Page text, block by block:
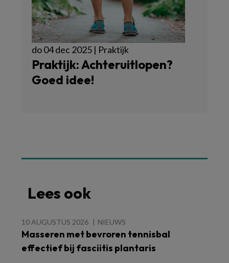
do 04 dec 2025 | Praktijk
Praktijk: Achteruitlopen?
Goed idee!
Lees ook
10 AUGUSTUS 2026 NIEUWS
Masseren met bevroren tennisbal
effectief bij fasciitis plantaris